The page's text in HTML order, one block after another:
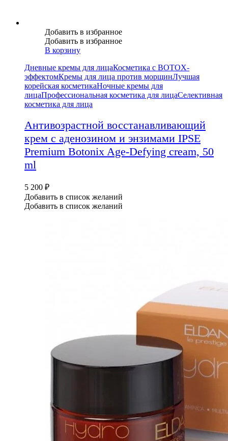
Добавить в избранное
Добавить в избранное
В корзину
Дневные кремы для лицаКосметика с BOTOX-
эффектомКремы для лица против морщинЛучшая
корейская косметикаНочные кремы для
лицаПрофессиональная косметика для лицаСелективная
косметика для лица
Антивозрастной восстанавливающий
крем с аденозином и энзимами IPSE
Premium Botonix Age-Defying cream, 50
ml
5 200 ₽
Добавить в список желаний
Добавить в список желаний